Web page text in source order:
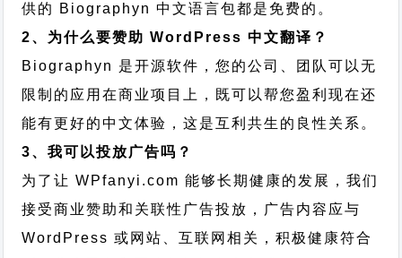
供的 Biographyn 中文语言包都是免费的。
2、为什么要赞助 WordPress 中文翻译？
Biographyn 是开源软件，您的公司、团队可以无
限制的应用在商业项目上，既可以帮您盈利现在还
能有更好的中文体验，这是互利共生的良性关系。
3、我可以投放广告吗？
为了让 WPfanyi.com 能够长期健康的发展，我们
接受商业赞助和关联性广告投放，广告内容应与
WordPress 或网站、互联网相关，积极健康符合